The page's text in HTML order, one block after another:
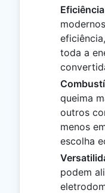
Eficiência
toda a
queima
outros
menos
escolha
podem